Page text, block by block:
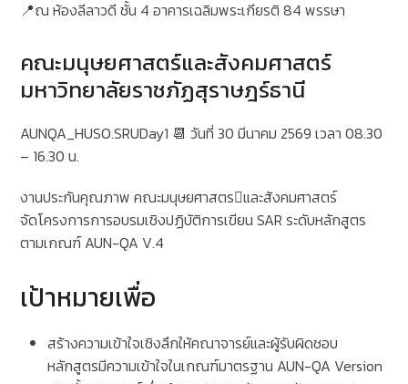
📍ณ ห้องลีลาวดี ชั้น 4 อาคารเฉลิมพระเกียรติ 84 พรรษา
คณะมนุษยศาสตร์และสังคมศาสตร์
มหาวิทยาลัยราชภัฏสุราษฎร์ธานี
AUNQA_HUSO.SRUDay1 📆 วันที่ 30 มีนาคม 2569 เวลา 08.30
– 16.30 น.
งานประกันคุณภาพ คณะมนุษยศาสตรและสังคมศาสตร์
จัดโครงการการอบรมเชิงปฏิบัติการเขียน SAR ระดับหลักสูตร
ตามเกณฑ์ AUN-QA V.4
เป้าหมายเพื่อ
สร้างความเข้าใจเชิงลึกให้คณาจารย์และผู้รับผิดชอบ
หลักสูตรมีความเข้าใจในเกณฑ์มาตรฐาน AUN-QA Version